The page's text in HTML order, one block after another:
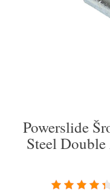
Powerslide
Steel